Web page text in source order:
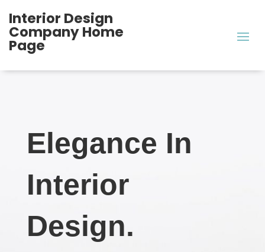
Interior Design
Company Home
Page
Elegance In
Interior
Design.